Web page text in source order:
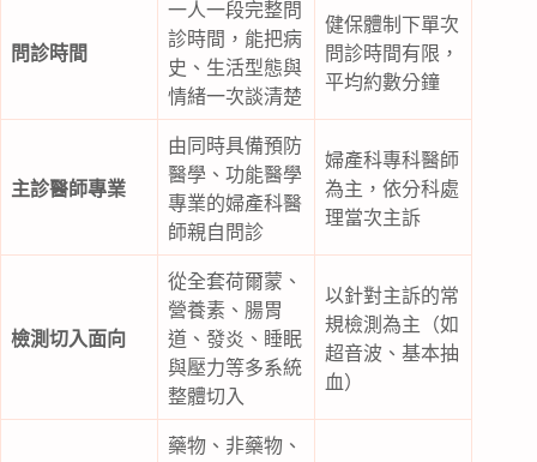
問診時間
一人一段完整問
診時間，能把病
史、生活型態與
情緒一次談清楚
健保體制下單次
問診時間有限，
平均約數分鐘
主診醫師專業
由同時具備預防
醫學、功能醫學
專業的婦產科醫
師親自問診
婦產科專科醫師
為主，依分科處
理當次主訴
檢測切入面向
從全套荷爾蒙、
營養素、腸胃
道、發炎、睡眠
與壓力等多系統
整體切入
以針對主訴的常
規檢測為主（如
超音波、基本抽
血）
藥物、非藥物、